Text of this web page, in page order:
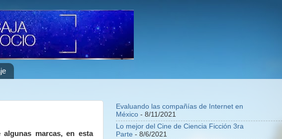
marcas, en esta
Evaluando las compañías de Internet en
México - 8/11/2021
Lo mejor del Cine de Ciencia Ficción 3ra
Parte - 8/6/2021